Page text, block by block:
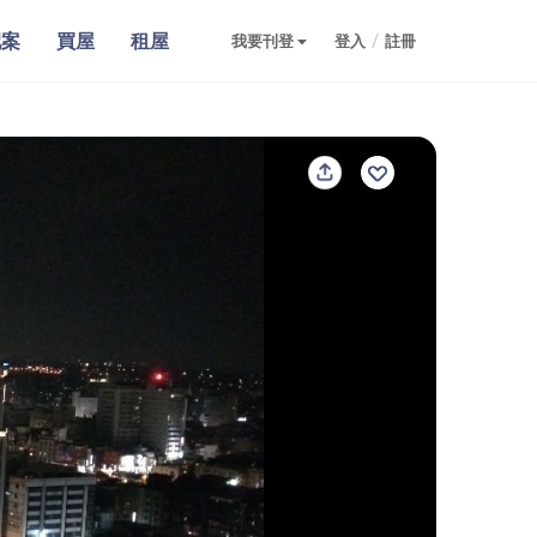
買屋 租屋 我要刊登 登入 / 註冊